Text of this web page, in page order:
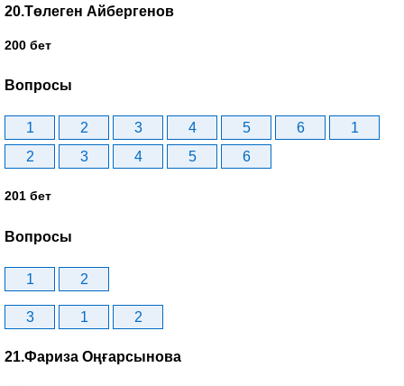
20.Төлеген Айбергенов
200 бет
Вопросы
1 2 3 4 5 6
1
2
3 4 5 6
201 бет
Вопросы
1 2
3 1 2
21.Фариза Оңғарсынова